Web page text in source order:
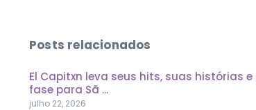
Posts relacionados
El Capitxn leva seus hits, suas histórias
fase para Sã ...
julho 22, 2026